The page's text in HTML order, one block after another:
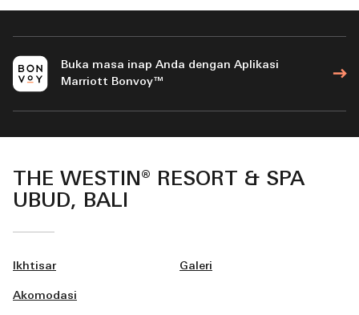
Buka masa inap Anda dengan Aplikasi
Marriott Bonvoy™
THE WESTIN® RESORT & SPA
UBUD, BALI
Ikhtisar
Akomodasi
Galeri